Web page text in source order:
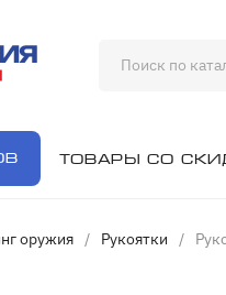
Товары со
оружия / Рукоятки /